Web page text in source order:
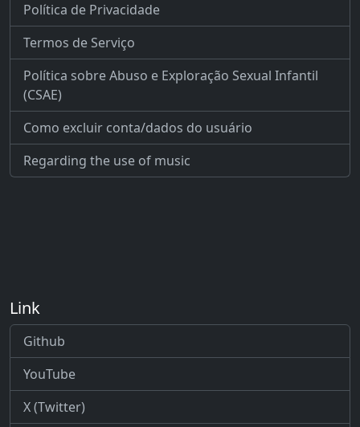
Política de Privacidade
Termos de Serviço
Política sobre Abuso e Exploração Sexual Infantil
(CSAE)
Como excluir conta/dados do usuário
Regarding the use of music
Link
Github
YouTube
X (Twitter)